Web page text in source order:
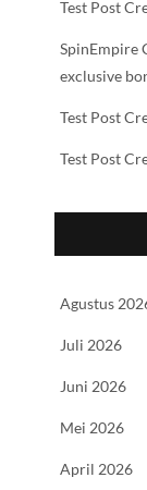
Test Post
SpinEmpire
exclusive
Test Post
Test Post
Agustus
Juli 2026
Juni 2026
Mei 2026
April 2026